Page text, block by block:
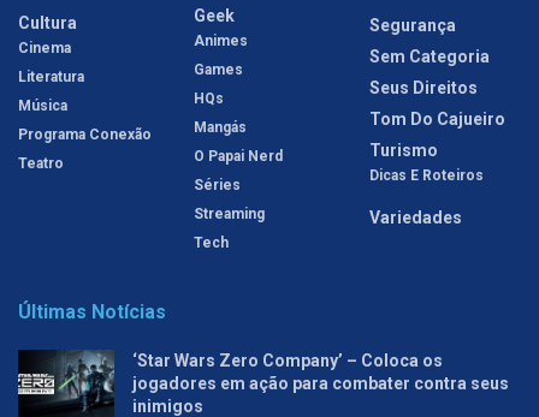
Cultura
Cinema
Literatura
Música
Programa Conexão
Teatro
Geek
Animes
Games
HQs
Mangás
O Papai Nerd
Séries
Streaming
Tech
Segurança
Sem Categoria
Seus Direitos
Tom Do Cajueiro
Turismo
Dicas E Roteiros
Variedades
Últimas Notícias
‘Star Wars Zero Company’ – Coloca os
jogadores em ação para combater contra seus
inimigos